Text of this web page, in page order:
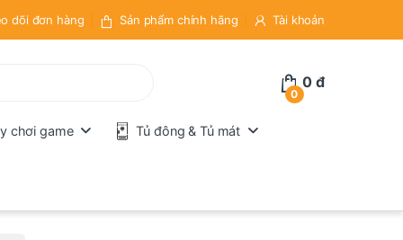
dõi đơn hàng Sản phẩm chính hãng Tài khoản
0
0đ
chơi game Tủ đông & Tủ mát